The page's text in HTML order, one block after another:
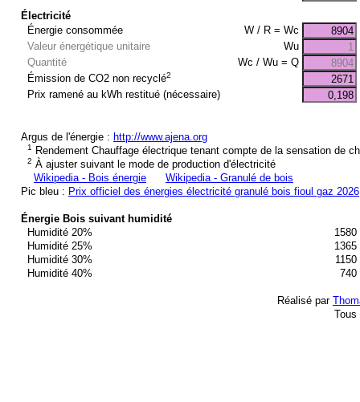
Électricité
Énergie consommée
W / R = Wc
Valeur énergétique unitaire
Wu
Quantité
Wc / Wu = Q
Émission de CO2 non recyclé2
Prix ramené au kWh restitué (nécessaire)
Argus de l'énergie : http://www.ajena.org
1 Rendement Chauffage électrique tenant compte de la sensation de
2 À ajuster suivant le mode de production d'électricité
Wikipedia - Bois énergie
Wikipedia - Granulé de bois
Pic bleu : Prix officiel des énergies électricité granulé bois fioul gaz 2026
Énergie Bois suivant humidité
Humidité 20%
1580
Humidité 25%
1365
Humidité 30%
1150
Humidité 40%
740
Réalisé par
Tous